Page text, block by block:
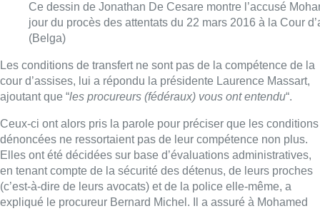
Ce dessin de Jonathan De Cesare montre l’accusé
jour du procès des attentats du 22 mars 2016 à la Cour
(Belga)
Les conditions de transfert ne sont pas de la compétence de la
cour d’assises, lui a répondu la présidente Laurence Massart,
ajoutant que “les procureurs (fédéraux) vous ont entendu“.
Ceux-ci ont alors pris la parole pour préciser que les conditions
dénoncées ne ressortaient pas de leur compétence non plus.
Elles ont été décidées sur base d’évaluations administratives,
en tenant compte de la sécurité des détenus, de leurs proches
(c’est-à-dire de leurs avocats) et de la police elle-même, a
expliqué le procureur Bernard Michel. Il a assuré à Mohamed